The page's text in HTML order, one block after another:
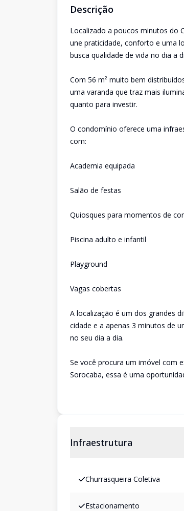
Descrição
Localizado a poucos minutos do
une praticidade, conforto e uma
busca qualidade de vida no dia a
Com 56 m² muito bem
uma varanda que traz mais
quanto para investir.
O condomínio oferece uma
com:
Academia equipada
Salão de festas
Quiosques para momentos de
Piscina adulto e infantil
Playground
Vagas cobertas
A localização é um dos grandes
cidade e a apenas 3 minutos de
no seu dia a dia.
Se você procura um imóvel com
Sorocaba, essa é uma
Infraestrutura
Churrasqueira Coletiva
Estacionamento